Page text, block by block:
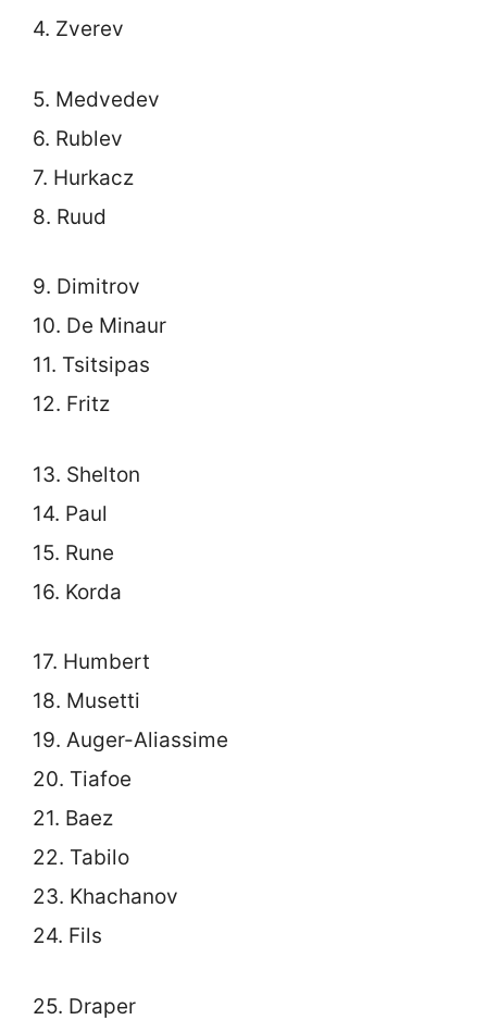
4. Zverev
5. Medvedev
6. Rublev
7. Hurkacz
8. Ruud
9. Dimitrov
10. De Minaur
11. Tsitsipas
12. Fritz
13. Shelton
14. Paul
15. Rune
16. Korda
17. Humbert
18. Musetti
19. Auger-Aliassime
20. Tiafoe
21. Baez
22. Tabilo
23. Khachanov
24. Fils
25. Draper